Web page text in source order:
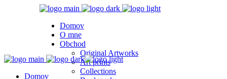
Domov
O mne
Obchod
Original Artworks
Art prints
Collections
Domov